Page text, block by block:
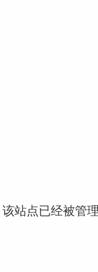
站点已经被管